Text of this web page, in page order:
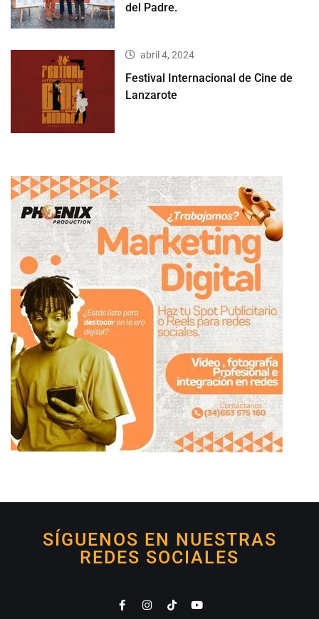
del Padre.
abril 4, 2024
Festival Internacional de Cine de
Lanzarote
SÍGUENOS EN NUESTRAS
REDES SOCIALES